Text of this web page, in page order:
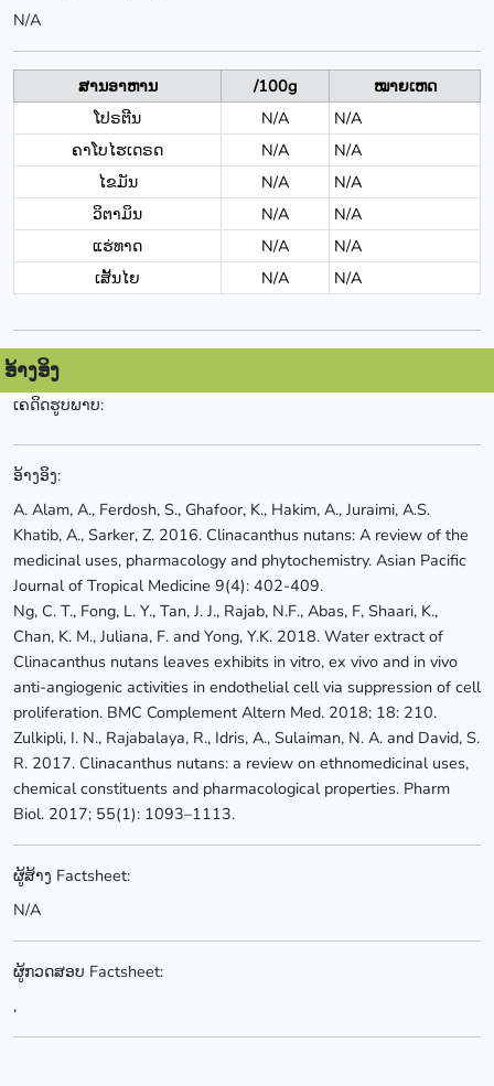
N/A
ສານອາຫານ /100g
ໝາຍເຫດ
ໂປຣຕີນ
N/A
N/A
ຄາໂບໄຮເດຣດ
N/A
N/A
ໄຂມັນ
N/A
N/A
ວິຕາມິນ
N/A
N/A
ແຮ່ທາດ
N/A
N/A
ເສັ້ນໄຍ
N/A N/A
ອ້າງອິງ
ເຄດິດຮູບພາບ:
ອ້າງອິງ:
A. Alam, A., Ferdosh, S., Ghafoor, K., Hakim, A., Juraimi, A.S.
Khatib, A., Sarker, Z. 2016. Clinacanthus nutans: A review of the
medicinal uses, pharmacology and phytochemistry. Asian Pacific
Journal of Tropical Medicine 9(4): 402-409.
Ng, C. T., Fong, L. Y., Tan, J. J., Rajab, N.F., Abas, F, Shaari, K.,
Chan, K. M., Juliana, F. and Yong, Y.K. 2018. Water extract of
Clinacanthus nutans leaves exhibits in vitro, ex vivo and in vivo
anti-angiogenic activities in endothelial cell via suppression of cell
proliferation. BMC Complement Altern Med. 2018; 18: 210.
Zulkipli, I. N., Rajabalaya, R., Idris, A., Sulaiman, N. A. and David, S.
R. 2017. Clinacanthus nutans: a review on ethnomedicinal uses,
chemical constituents and pharmacological properties. Pharm
Biol. 2017; 55(1): 1093–1113.
ຜູ້ສ້າງ Factsheet:
N/A
ຜູ້ກວດສອບ Factsheet:
,